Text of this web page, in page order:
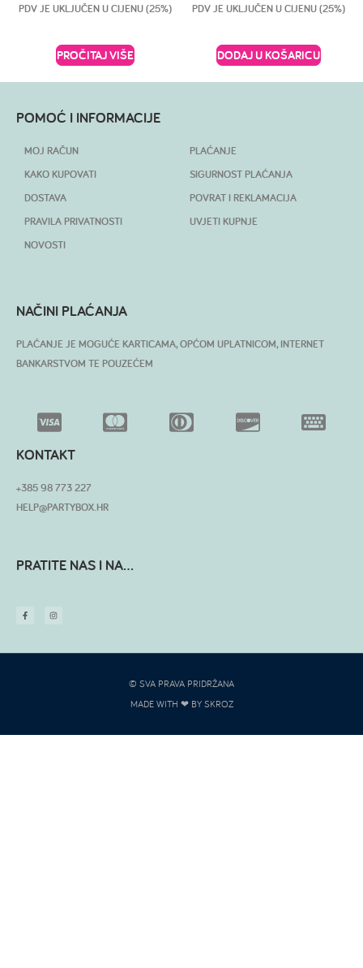
PDV JE UKLJUČEN U CIJENU (25%)
PROČITAJ VIŠE
PDV JE UKLJUČEN U CIJENU (25%)
DODAJ U KOŠARICU
POMOĆ I INFORMACIJE
MOJ RAČUN
KAKO KUPOVATI
DOSTAVA
PRAVILA PRIVATNOSTI
NOVOSTI
PLAĆANJE
SIGURNOST PLAĆANJA
POVRAT I REKLAMACIJA
UVJETI KUPNJE
NAČINI PLAĆANJA
PLAĆANJE JE MOGUĆE KARTICAMA, OPĆOM UPLATNICOM, INTERNET
BANKARSTVOM TE POUZEĆEM
KONTAKT
+385 98 773 227
HELP@PARTYBOX.HR
PRATITE NAS I NA...
© SVA PRAVA PRIDRŽANA
MADE WITH ❤ BY SKROZ